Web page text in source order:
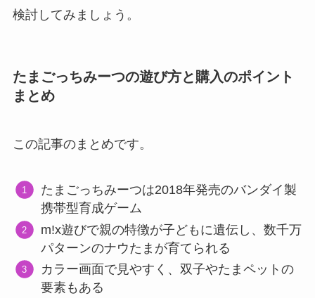
検討してみましょう。
たまごっちみーつの遊び方と購入のポイント
まとめ
この記事のまとめです。
たまごっちみーつは2018年発売のバンダイ製
携帯型育成ゲーム
m!x遊びで親の特徴が子どもに遺伝し、数千万
パターンのナウたまが育てられる
カラー画面で見やすく、双子やたまペットの
要素もある